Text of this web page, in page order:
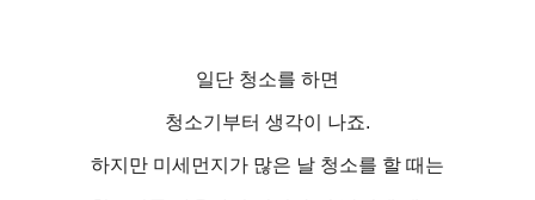
일단 청소를 하면
청소기부터 생각이 나죠.
하지만 미세먼지가 많은 날 청소를 할 때는